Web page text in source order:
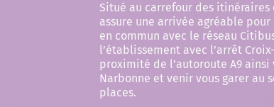
Situé au carrefour des itinéraires
assure une arrivée agréable
en commun avec le réseau
l’établissement avec l’arrêt
proximité de l’autoroute A9
Narbonne et venir vous garer au
places.